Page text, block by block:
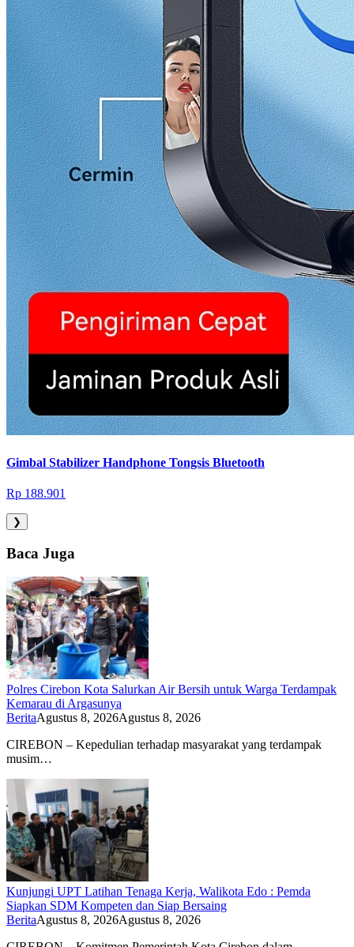
Gimbal Stabilizer Handphone Tongsis Bluetooth
Rp 188.901
❯
Baca Juga
Polres Cirebon Kota Salurkan Air Bersih untuk Warga Terdampak
Kemarau di Argasunya
BeritaAgustus 8, 2026Agustus 8, 2026
CIREBON – Kepedulian terhadap masyarakat yang terdampak
musim…
Kunjungi UPT Latihan Tenaga Kerja, Walikota Edo : Pemda
Siapkan SDM Kompeten dan Siap Bersaing
BeritaAgustus 8, 2026Agustus 8, 2026